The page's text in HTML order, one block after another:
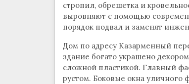
стропил, обрешетка и
выровняют с помощью
порядок подвал и заменят
Дом по адресу Казарменный
здание богато украшено
сложной пластикой. Главный
рустом. Боковые окна